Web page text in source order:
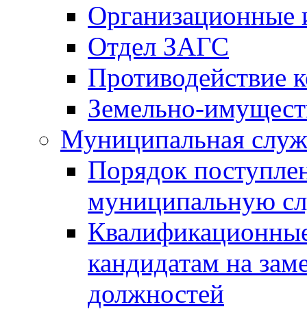
Отдел ЗАГС
Противодействие
Земельно-
Муниципальная
Порядок
муниципальную
кандидатам на
должностей